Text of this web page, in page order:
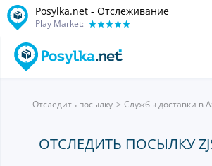
Posylka.net - Отслеживание
Play Market:
Отследить посылку Службы доставки в
ОТСЛЕДИТЬ ПОСЫЛКУ ZJS